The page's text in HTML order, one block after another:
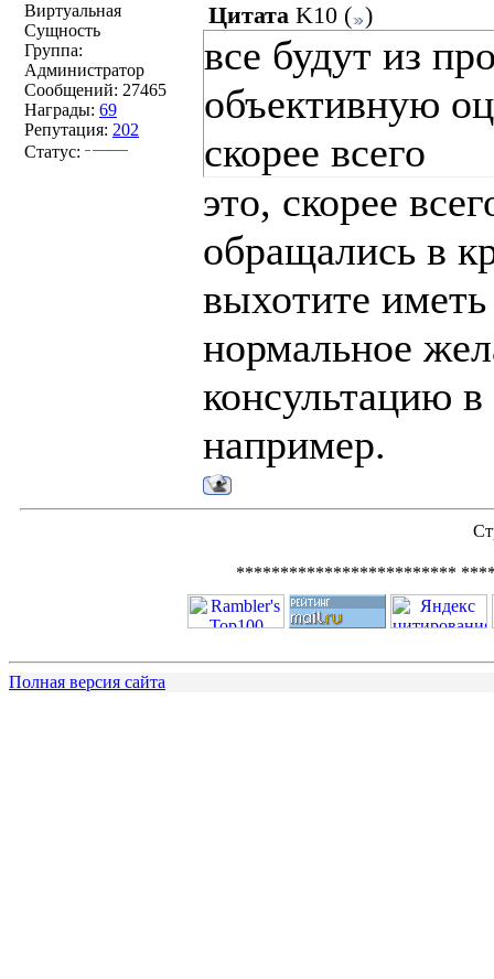
Виртуальная
Сущность
Группа:
Администратор
Сообщений: 27465
Награды: 69
Репутация: 202
Статус:
Цитата K10 ( )
все будут из
объективную
скорее всего
это, скорее
обращались в
выхотите
нормальное
консультацию
например.
*************************
Полная версия сайта